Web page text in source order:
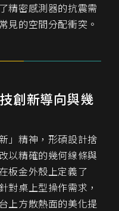
精密感測器的抗震需
見的空間分配衝突。
創新導向與幾
」精神，形碩設計捨
以精確的幾何線條與
板金外殼上定義了
對桌上型操作需求，
上方散熱面的美化提